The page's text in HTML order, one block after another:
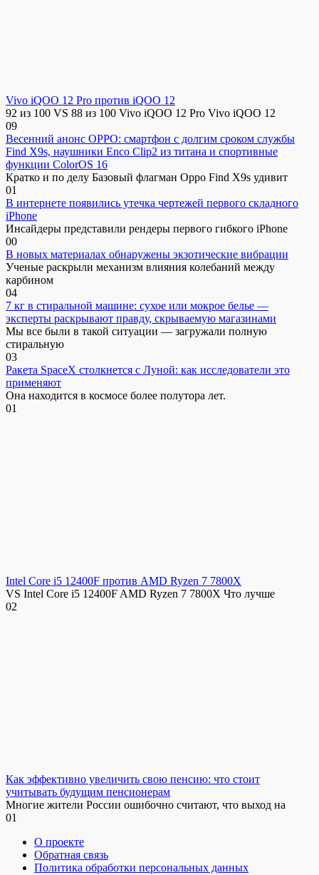
Vivo iQOO 12 Pro против iQOO 12
92 из 100 VS 88 из 100 Vivo iQOO 12 Pro Vivo iQOO 12
09
Весенний анонс OPPO: смартфон с долгим сроком службы
Find X9s, наушники Enco Clip2 из титана и спортивные
функции ColorOS 16
Кратко и по делу Базовый флагман Oppo Find X9s удивит
01
В интернете появились утечка чертежей первого складного
iPhone
Инсайдеры представили рендеры первого гибкого iPhone
00
В новых материалах обнаружены экзотические вибрации
Ученые раскрыли механизм влияния колебаний между
карбином
04
7 кг в стиральной машине: сухое или мокрое белье —
эксперты раскрывают правду, скрываемую магазинами
Мы все были в такой ситуации — загружали полную
стиральную
03
Ракета SpaceX столкнется с Луной: как исследователи это
применяют
Она находится в космосе более полутора лет.
01
Intel Core i5 12400F против AMD Ryzen 7 7800X
VS Intel Core i5 12400F AMD Ryzen 7 7800X Что лучше
02
Как эффективно увеличить свою пенсию: что стоит
учитывать будущим пенсионерам
Многие жители России ошибочно считают, что выход на
01
О проекте
Обратная связь
Политика обработки персональных данных